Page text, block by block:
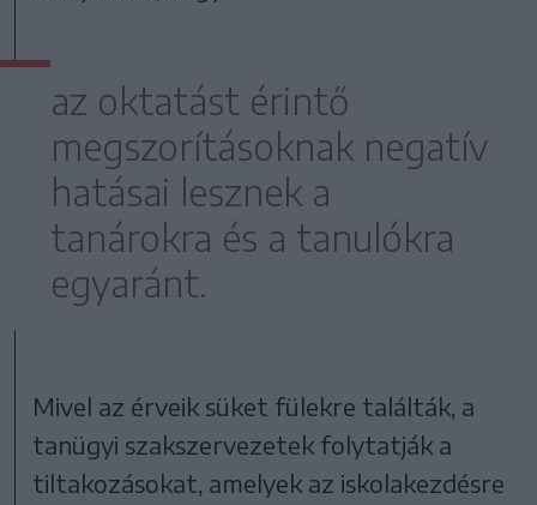
az oktatást érintő
megszorításoknak negatív
hatásai lesznek a
tanárokra és a tanulókra
egyaránt.
Mivel az érveik süket fülekre találták, a
tanügyi szakszervezetek folytatják a
tiltakozásokat, amelyek az iskolakezdésre